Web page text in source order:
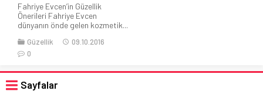
Fahriye Evcen’in Güzellik
Önerileri Fahriye Evcen
dünyanın önde gelen kozmetik...
Güzellik
09.10.2016
0
Sayfalar